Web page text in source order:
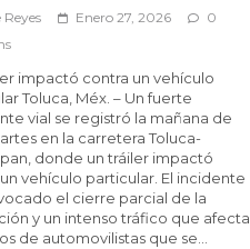
Reyes Enero 27, 2026
0
impactó contra un vehículo
Toluca, Méx. – Un fuerte
vial se registró la mañana de
en la carretera Toluca-
donde un tráiler impactó
vehículo particular. El incidente
el cierre parcial de la
y un intenso tráfico que afecta
de automovilistas que se…